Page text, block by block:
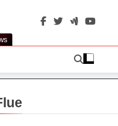
செய்திகளுக்கு அப்பால்…